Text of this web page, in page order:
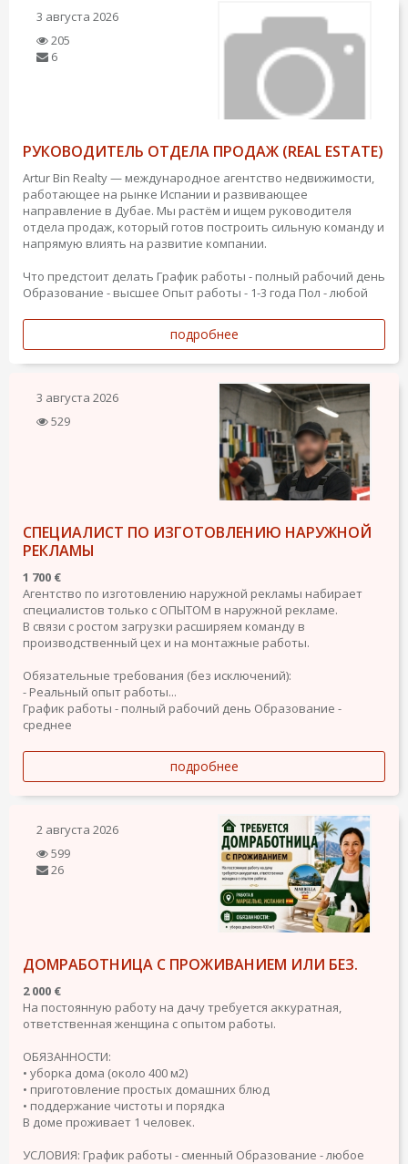
3 августа 2026
205
6
РУКОВОДИТЕЛЬ ОТДЕЛА ПРОДАЖ (REAL ESTATE)
Artur Bin Realty — международное агентство недвижимости,
работающее на рынке Испании и развивающее
направление в Дубае. Мы растём и ищем руководителя
отдела продаж, который готов построить сильную команду и
напрямую влиять на развитие компании.
Что предстоит делать График работы - полный рабочий день
Образование - высшее Опыт работы - 1-3 года Пол - любой
подробнее
3 августа 2026
529
СПЕЦИАЛИСТ ПО ИЗГОТОВЛЕНИЮ НАРУЖНОЙ
РЕКЛАМЫ
1 700 €
Агентство по изготовлению наружной рекламы набирает
специалистов только с ОПЫТОМ в наружной рекламе.
В связи с ростом загрузки расширяем команду в
производственный цех и на монтажные работы.
Обязательные требования (без исключений):
- Реальный опыт работы...
График работы - полный рабочий день Образование -
среднее
подробнее
2 августа 2026
599
26
ДОМРАБОТНИЦА С ПРОЖИВАНИЕМ ИЛИ БЕЗ.
2 000 €
На постоянную работу на дачу требуется аккуратная,
ответственная женщина с опытом работы.
ОБЯЗАННОСТИ:
• уборка дома (около 400 м2)
• приготовление простых домашних блюд
• поддержание чистоты и порядка
В доме проживает 1 человек.
УСЛОВИЯ: График работы - сменный Образование - любое